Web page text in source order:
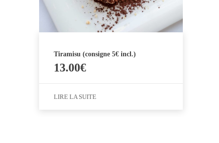
Tiramisu (consigne 5€ incl.)
13.00€
LIRE LA SUITE